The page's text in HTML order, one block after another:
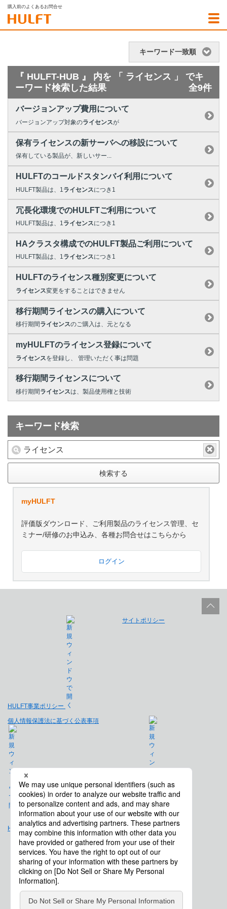
購入前のよくあるお問合せ
キーワード一致順
『 HULFT-HUB 』 内を 「 ライセンス 」 でキ
ーワード検索した結果
全9件
バージョンアップ費用について
バージョンアップ対象のライセンスが
保有ライセンスの新サーバへの移設について
保有している製品が、新しいサー...
HULFTのコールドスタンバイ利用について
HULFT製品は、1 ライセンスにつき1
冗長化環境でのHULFTご利用について
HULFT製品は、1ライセンスにつき1
HAクラスタ構成でのHULFT製品ご利用について
HULFT製品は、1ライセンスにつき1
HULFTのライセンス種別変更について
ライセンス変更をすることはできません
移行期間ライセンスの購入について
移行期間 ライセンスのご購入は、元となる
myHULFTのライセンス登録について
ライセンスを登録し、 管理いただく事は問題
移行期間ライセンスについて
移行期間 ライセンスは、製品使用権と技術
キーワード検索
検索する
myHULFT
評価版ダウンロード、ご利用製品のライセンス管理、セ
ミナー/研修のお申込み、各種お問合せはこちらから
ログイン
HULFT事業ポリシー
サイトポリシー
個人情報保護法に基づく公表事項
免責事項
Hulft.com